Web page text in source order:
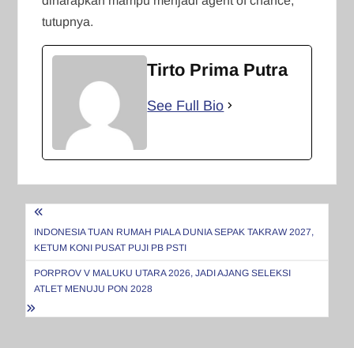
tutupnya.
Tirto Prima Putra
See Full Bio
Navigasi
pos
INDONESIA TUAN RUMAH PIALA DUNIA SEPAK TAKRAW 2027,
KETUM KONI PUSAT PUJI PB PSTI
PORPROV V MALUKU UTARA 2026, JADI AJANG SELEKSI
ATLET MENUJU PON 2028